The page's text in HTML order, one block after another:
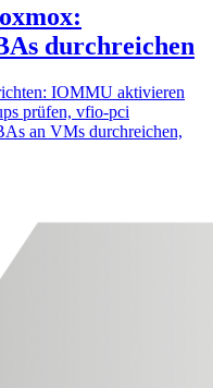
durchreichen
IOMMU aktivieren
prüfen, vfio-pci
an VMs durchreichen,